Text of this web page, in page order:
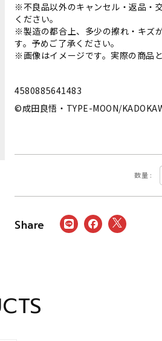
※不良品以外のキャンセル・返品・
ください。
※製造の都合上、多少の擦れ・キズ
す。予めご了承ください。
※画像はイメージです。実際の商品
4580885641483
©成田良悟・TYPE-MOON/
数量 :